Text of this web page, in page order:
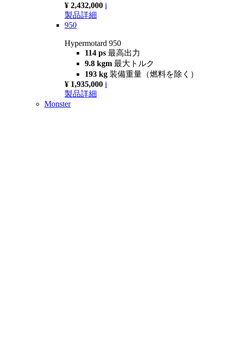
¥ 2,432,000 i
製品詳細
950
Hypermotard 950
114 ps 最高出力
9.8 kgm 最大トルク
193 kg 装備重量（燃料を除く）
¥ 1,935,000 i
製品詳細
Monster